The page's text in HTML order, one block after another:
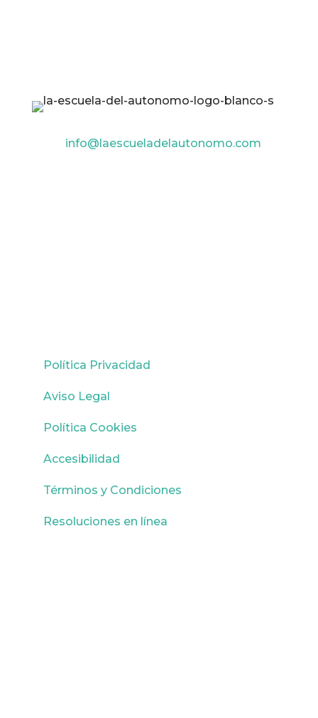
info@laescueladelautonomo.com
Política Privacidad
Aviso Legal
Política Cookies
Accesibilidad
Términos y Condiciones
Resoluciones en línea